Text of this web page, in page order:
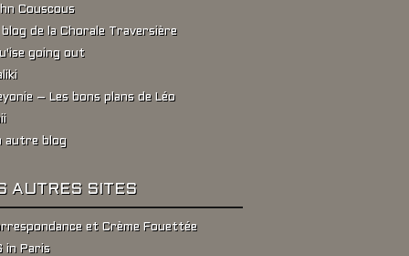
Couscous
blog de la Chorale Traversière
going out
– Les bons plans de Léo
autre blog
AUTRES SITES
et Crème Fouettée
in Paris